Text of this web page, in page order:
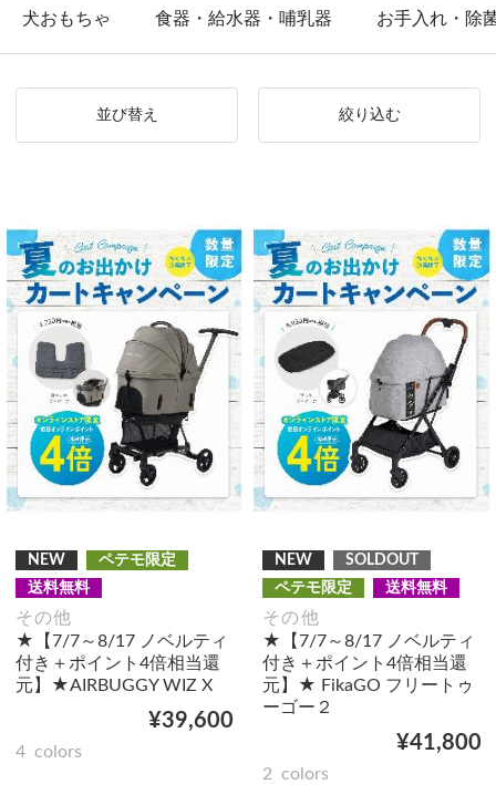
犬おもちゃ 食器・給水器・哺乳器 お手入れ・除
並び替え 絞り込む
NEW
ペテモ限定
送料無料
その他
★【7/7～8/17 ノベルティ
付き＋ポイント4倍相当還
元】★AIRBUGGY WIZ X
¥39,600
4 colors
NEW
SOLDOUT
ペテモ限定
送料無料
その他
★【7/7～8/17 ノベルティ
付き＋ポイント4倍相当還
元】★ FikaGO フリートゥ
ーゴー２
¥41,800
2 colors